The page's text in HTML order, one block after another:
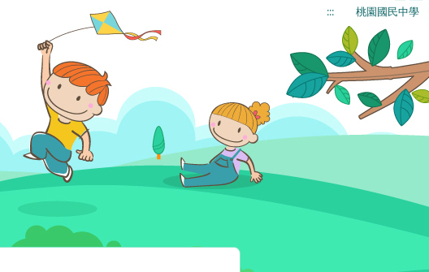
::: 桃園國民中學